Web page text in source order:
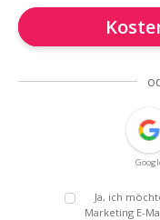
Ja, ich
Marketing E-